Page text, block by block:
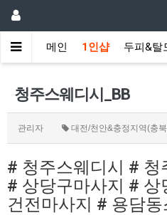
메인 1인샵 두피&탈
청주스웨디시_BB
관리자 대전/천안&충정지역(충
# 청주스웨디시 #
# 상당구마사지 #
건전마사지 # 용담